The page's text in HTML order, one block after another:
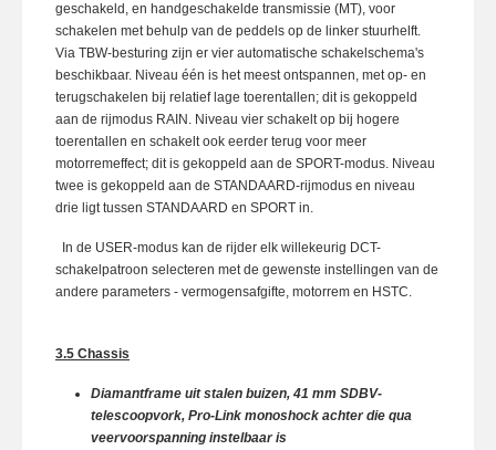
geschakeld, en handgeschakelde transmissie (MT), voor
schakelen met behulp van de peddels op de linker stuurhelft.
Via TBW-besturing zijn er vier automatische schakelschema's
beschikbaar. Niveau één is het meest ontspannen, met op- en
terugschakelen bij relatief lage toerentallen; dit is gekoppeld
aan de rijmodus RAIN. Niveau vier schakelt op bij hogere
toerentallen en schakelt ook eerder terug voor meer
motorremeffect; dit is gekoppeld aan de SPORT-modus. Niveau
twee is gekoppeld aan de STANDAARD-rijmodus en niveau
drie ligt tussen STANDAARD en SPORT in.
In de USER-modus kan de rijder elk willekeurig DCT-
schakelpatroon selecteren met de gewenste instellingen van de
andere parameters - vermogensafgifte, motorrem en HSTC.
3.5 Chassis
Diamantframe uit stalen buizen, 41 mm SDBV-
telescoopvork, Pro-Link monoshock achter die qua
veervoorspanning instelbaar is